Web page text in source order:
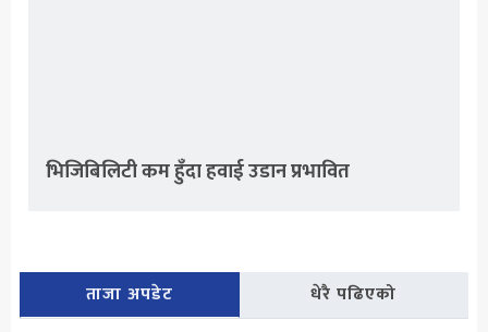
भिजिबिलिटी कम हुँदा हवाई उडान प्रभावित
ताजा अपडेट धेरै पढिएको